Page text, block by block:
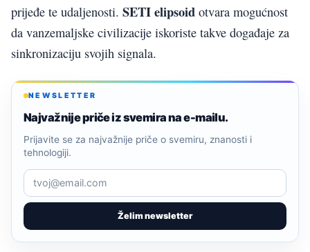
prijeđe te udaljenosti. SETI elipsoid otvara mogućnost
da vanzemaljske civilizacije iskoriste takve događaje za
sinkronizaciju svojih signala.
NEWSLETTER
Najvažnije priče iz svemira na e-mailu.
Želim newsletter
Prijavite se za najvažnije priče o svemiru, znanosti i
tehnologiji.